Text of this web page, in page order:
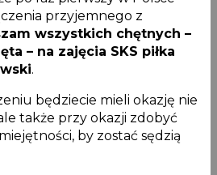
przyjemnego z
wszystkich chętnych –
– na zajęcia SKS piłka
.
będziecie mieli okazję nie
także przy okazji zdobyć
by zostać sędzią